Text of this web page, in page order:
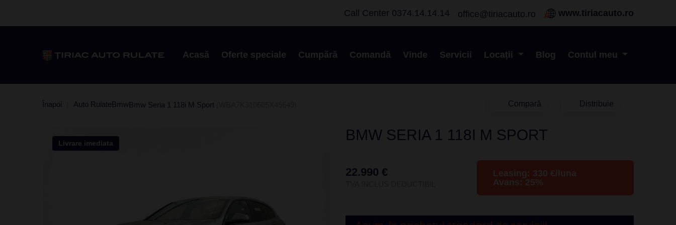
Call Center 0374.14.14.14 office@tiriacauto.ro www.tiriacauto.ro
Acasă Oferte speciale Cumpără Comandă Vinde Servicii Locații Blog Contul meu
Înapoi Auto RulateBmwBmw Seria 1 118i M Sport Compară Distribuie
Livrare imediata
BMW SERIA 1 118I M SPORT
22.990 € Leasing: 330 €/luna
Avans: 25%